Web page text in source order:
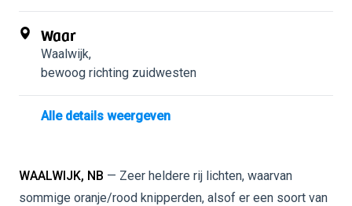
Waar
Waalwijk,
bewoog richting zuidwesten
Alle details weergeven
WAALWIJK, NB — Zeer heldere rij lichten, waarvan
sommige oranje/rood knipperden, alsof er een soort van